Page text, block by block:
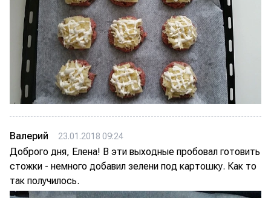
Валерий 23.01.2018 09:24
Доброго дня, Елена! В эти выходные пробовал готовить
стожки - немного добавил зелени под картошку. Как то
так получилось.